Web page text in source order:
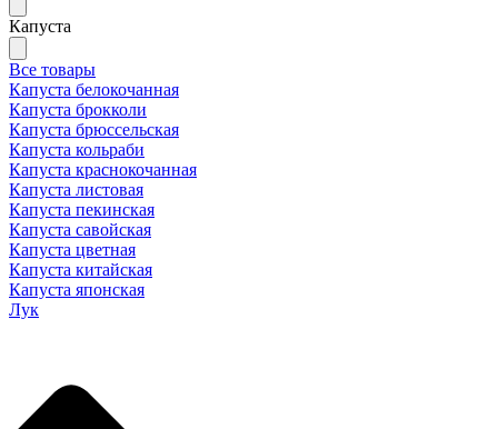
Капуста
Все товары
Капуста белокочанная
Капуста брокколи
Капуста брюссельская
Капуста кольраби
Капуста краснокочанная
Капуста листовая
Капуста пекинская
Капуста савойская
Капуста цветная
Капуста китайская
Капуста японская
Лук